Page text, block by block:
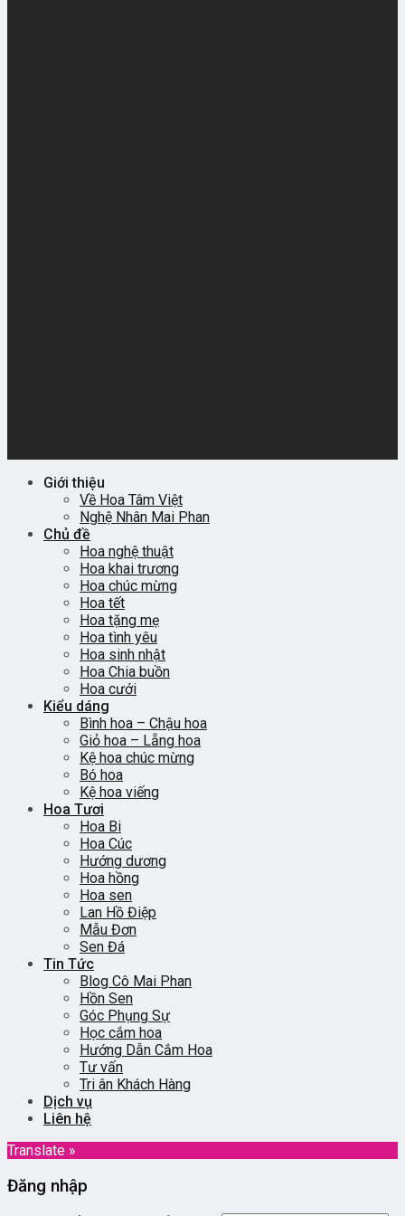
Giới thiệu
Về Hoa Tâm Việt
Nghệ Nhân Mai Phan
Chủ đề
Hoa nghệ thuật
Hoa khai trương
Hoa chúc mừng
Hoa tết
Hoa tặng mẹ
Hoa tình yêu
Hoa sinh nhật
Hoa Chia buồn
Hoa cưới
Kiểu dáng
Bình hoa – Chậu hoa
Giỏ hoa – Lẵng hoa
Kệ hoa chúc mừng
Bó hoa
Kệ hoa viếng
Hoa Tươi
Hoa Bi
Hoa Cúc
Hướng dương
Hoa hồng
Hoa sen
Lan Hồ Điệp
Mẫu Đơn
Sen Đá
Tin Tức
Blog Cô Mai Phan
Hồn Sen
Góc Phụng Sự
Học cắm hoa
Hướng Dẫn Cắm Hoa
Tư vấn
Tri ân Khách Hàng
Dịch vụ
Liên hệ
Translate »
Đăng nhập